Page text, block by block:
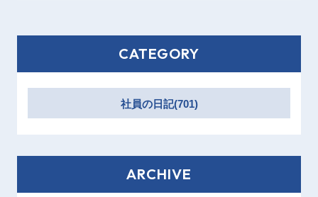
CATEGORY
社員の日記(701)
ARCHIVE